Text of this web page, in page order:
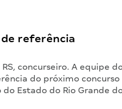
referência
concurseiro. A equipe
do próximo concurso
Estado do Rio Grande